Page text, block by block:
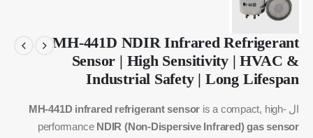
MH-441D NDIR Infrared Refrigerant
Sensor | High Sensitivity | HVAC &
Industrial Safety | Long Lifespan
ال MH-441D infrared refrigerant sensor is a compact, high-
performance NDIR (Non-Dispersive Infrared) gas sensor